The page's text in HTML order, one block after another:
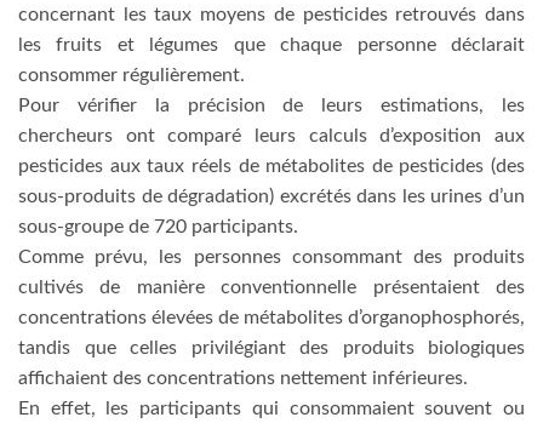
concernant les taux moyens de pesticides retrouvés dans
les fruits et légumes que chaque personne déclarait
consommer régulièrement.
Pour vérifier la précision de leurs estimations, les
chercheurs ont comparé leurs calculs d’exposition aux
pesticides aux taux réels de métabolites de pesticides (des
sous-produits de dégradation) excrétés dans les urines d’un
sous-groupe de 720 participants.
Comme prévu, les personnes consommant des produits
cultivés de manière conventionnelle présentaient des
concentrations élevées de métabolites d’organophosphorés,
tandis que celles privilégiant des produits biologiques
affichaient des concentrations nettement inférieures.
En effet, les participants qui consommaient souvent ou